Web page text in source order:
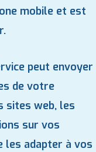
mobile et est
peut envoyer
de votre
sites web, les
sur vos
les adapter à vos